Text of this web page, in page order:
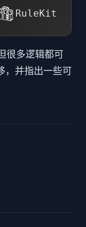
RuleKit
很多逻辑都可
，并指出一些可